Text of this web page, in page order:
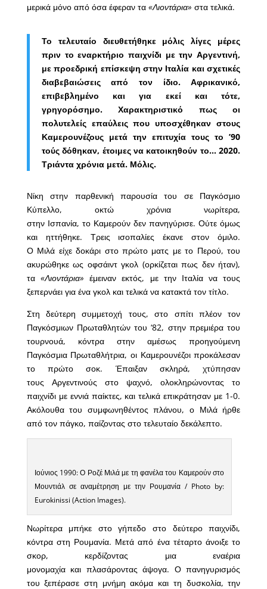
μερικά μόνο από όσα έφεραν τα«Λιοντάρια» στα τελικά.
Το τελευταίο διευθετήθηκε μόλις λίγες μέρες
πριν το εναρκτήριο παιχνίδι με την Αργεντινή,
με προεδρική επίσκεψη στην Ιταλία και σχετικές
διαβεβαιώσεις από τον ίδιο. Αφρικανικό,
επιβεβλημένο και για εκεί και τότε,
γρηγορόσημο. Χαρακτηριστικό πως οι
πολυτελείς επαύλεις που υποσχέθηκαν στους
Καμερουνέζους μετά την επιτυχία τους το ’90
τούς δόθηκαν, έτοιμες να κατοικηθούν το… 2020.
Τριάντα χρόνια μετά. Μόλις.
Νίκη στην παρθενική παρουσία του σε Παγκόσμιο
Κύπελλο, οκτώ χρόνια νωρίτερα,
στην Ισπανία, το Καμερούν δεν πανηγύρισε. Ούτε όμως
και ηττήθηκε. Τρεις ισοπαλίες έκανε στον όμιλο.
Ο Μιλά είχε δοκάρι στο πρώτο ματς με το Περού, του
ακυρώθηκε ως οφσάιντ γκολ (ορκίζεται πως δεν ήταν),
τα «Λιοντάρια» έμειναν εκτός, με την Ιταλία να τους
ξεπερνάει για ένα γκολ και τελικά να κατακτά τον τίτλο.
Στη δεύτερη συμμετοχή τους, στο σπίτι πλέον τον
Παγκόσμιων Πρωταθλητών του ‘82, στην πρεμιέρα του
τουρνουά, κόντρα στην αμέσως προηγούμενη
Παγκόσμια Πρωταθλήτρια, οι Καμερουνέζοι προκάλεσαν
το πρώτο σοκ. Έπαιξαν σκληρά, χτύπησαν
τους Αργεντινούς στο ψαχνό, ολοκληρώνοντας το
παιχνίδι με εννιά παίκτες, και τελικά επικράτησαν με 1-0.
Ακόλουθα του συμφωνηθέντος πλάνου, ο Μιλά ήρθε
από τον πάγκο, παίζοντας στο τελευταίο δεκάλεπτο.
Ιούνιος 1990: Ο Ροζέ Μιλά με τη φανέλα του Καμερούν στο
Μουντιάλ σε αναμέτρηση με την Ρουμανία / Photo by:
Eurokinissi (Action Images).
Νωρίτερα μπήκε στο γήπεδο στο δεύτερο παιχνίδι,
κόντρα στη Ρουμανία. Μετά από ένα τέταρτο άνοιξε το
σκορ, κερδίζοντας μια εναέρια
μονομαχία και πλασάροντας άψογα. Ο πανηγυρισμός
του ξεπέρασε στη μνήμη ακόμα και τη δυσκολία, την